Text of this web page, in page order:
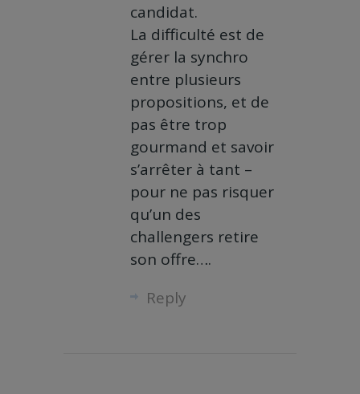
candidat.
La difficulté est de
gérer la synchro
entre plusieurs
propositions, et de
pas être trop
gourmand et savoir
s’arrêter à tant –
pour ne pas risquer
qu’un des
challengers retire
son offre….
Reply